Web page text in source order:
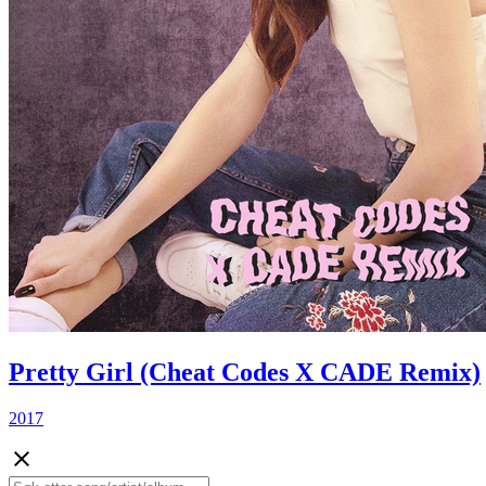
Pretty Girl (Cheat Codes X CADE Remix)
2017
close